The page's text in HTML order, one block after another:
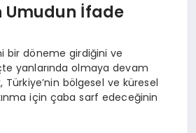
Umudun İfade
bir döneme girdiğini ve
yanlarında olmaya devam
bölgesel ve küresel
için çaba sarf edeceğinin